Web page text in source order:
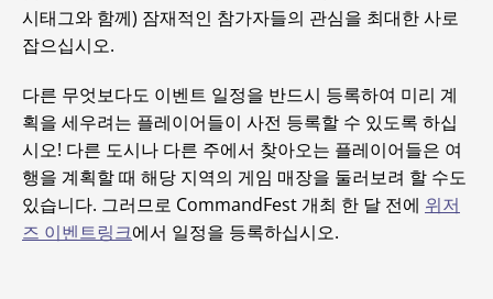
시태그와 함께) 잠재적인 참가자들의 관심을 최대한 사로
잡으십시오.
다른 무엇보다도 이벤트 일정을 반드시 등록하여 미리 계
획을 세우려는 플레이어들이 사전 등록할 수 있도록 하십
시오! 다른 도시나 다른 주에서 찾아오는 플레이어들은 여
행을 계획할 때 해당 지역의 게임 매장을 둘러보려 할 수도
있습니다. 그러므로 CommandFest 개최 한 달 전에 위저
즈 이벤트링크에서 일정을 등록하십시오.